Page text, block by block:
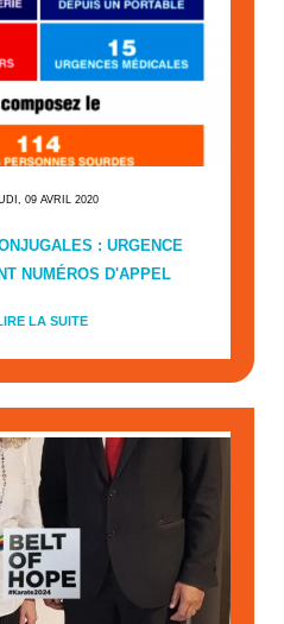
09 AVRIL 2020
: URGENCE
NUMÉROS D'APPEL
LA SUITE